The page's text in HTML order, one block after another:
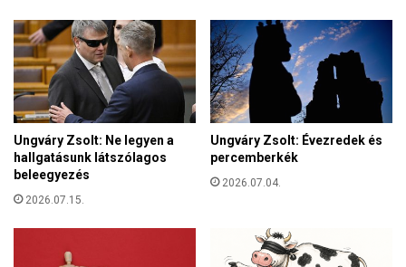
s
h
a
s
o
n
l
a
t
Ungváry Zsolt: Ne legyen a
hallgatásunk látszólagos
beleegyezés
2026.07.15.
Ungváry Zsolt: Évezredek és
percemberkék
2026.07.04.